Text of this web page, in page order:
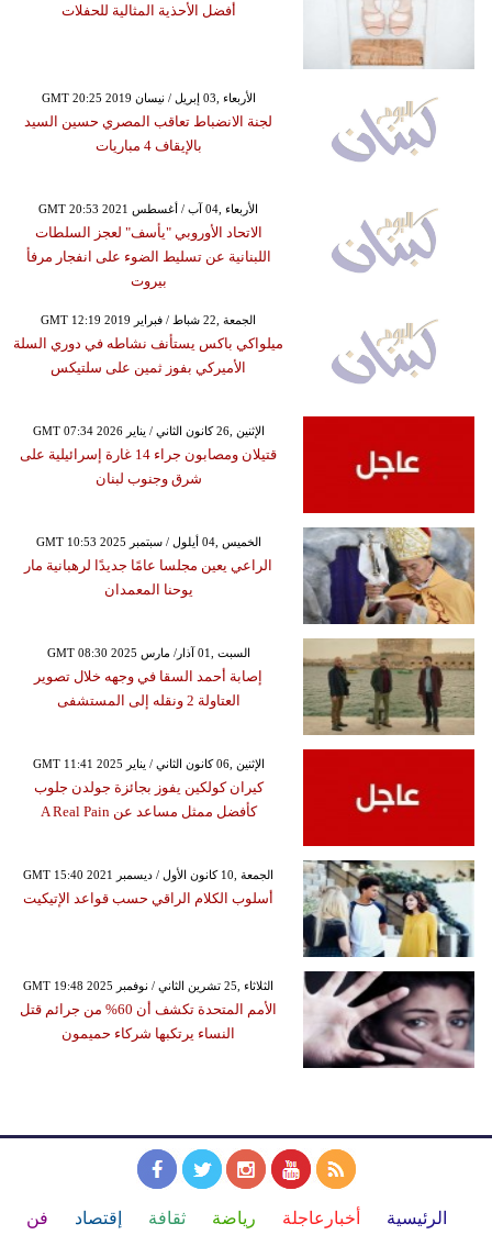
أفضل الأحذية المثالية للحفلات
GMT 20:25 2019 الأربعاء ,03 إبريل / نيسان
لجنة الانضباط تعاقب المصري حسين السيد
بالإيقاف 4 مباريات
GMT 20:53 2021 الأربعاء ,04 آب / أغسطس
الاتحاد الأوروبي "يأسف" لعجز السلطات
اللبنانية عن تسليط الضوء على انفجار مرفأ
بيروت
GMT 12:19 2019 الجمعة ,22 شباط / فبراير
ميلواكي باكس يستأنف نشاطه في دوري السلة
الأميركي بفوز ثمين على سلتيكس
GMT 07:34 2026 الإثنين ,26 كانون الثاني / يناير
قتيلان ومصابون جراء 14 غارة إسرائيلية على
شرق وجنوب لبنان
GMT 10:53 2025 الخميس ,04 أيلول / سبتمبر
الراعي يعين مجلسا عامًا جديدًا لرهبانية مار
يوحنا المعمدان
GMT 08:30 2025 السبت ,01 آذار/ مارس
إصابة أحمد السقا في وجهه خلال تصوير
العتاولة 2 ونقله إلى المستشفى
GMT 11:41 2025 الإثنين ,06 كانون الثاني / يناير
كيران كولكين يفوز بجائزة جولدن جلوب
كأفضل ممثل مساعد عن A Real Pain
GMT 15:40 2021 الجمعة ,10 كانون الأول / ديسمبر
أسلوب الكلام الراقي حسب قواعد الإتيكيت
GMT 19:48 2025 الثلاثاء ,25 تشرين الثاني / نوفمبر
الأمم المتحدة تكشف أن 60% من جرائم قتل
النساء يرتكبها شركاء حميمون
الرئيسية أخبارعاجلة رياضة ثقافة إقتصاد فن